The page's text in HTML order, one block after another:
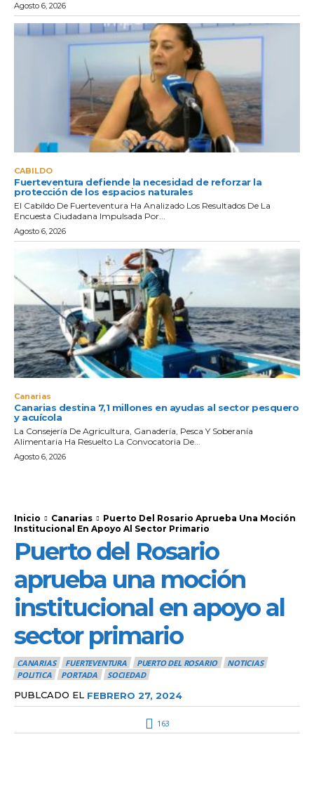
Agosto 6, 2026
CABILDO
Fuerteventura defiende la necesidad de reforzar la
protección de los espacios naturales
El Cabildo De Fuerteventura Ha Analizado Los Resultados De La
Encuesta Ciudadana Impulsada Por...
Agosto 6, 2026
Canarias
Canarias destina 7,1 millones en ayudas al sector pesquero
y acuícola
La Consejería De Agricultura, Ganadería, Pesca Y Soberanía
Alimentaria Ha Resuelto La Convocatoria De...
Agosto 6, 2026